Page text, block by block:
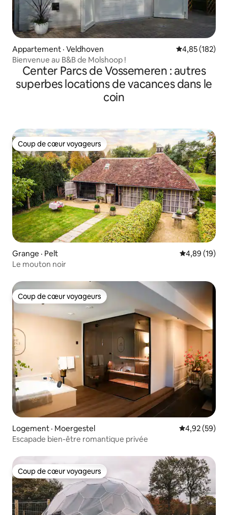
Appartement · Veldhoven Note
4,85 (182)
Bienvenue au B&B de Molshoop !
Center Parcs de Vossemeren : autres
superbes locations de vacances dans le
coin
Coup de cœur voyageurs
Coup de cœur voyageurs
Grange · Pelt Note
4,89 (19)
Le mouton noir
Coup de cœur voyageurs
Coup de cœur voyageurs
Logement · Moergestel Note
4,92 (59)
Escapade bien-être romantique privée
Coup de cœur voyageurs
Coup de cœur voyageurs